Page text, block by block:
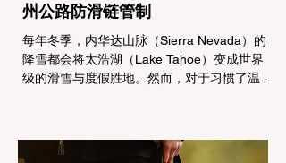
州公路防滑链管制
每年冬季，内华达山脉（Sierra Nevada）的
降雪都会将太浩湖（Lake Tahoe）变成世界
级的滑雪与度假胜地。然而，对于习惯了温暖
(Chain Controls)。 不了解这些规定，不仅可